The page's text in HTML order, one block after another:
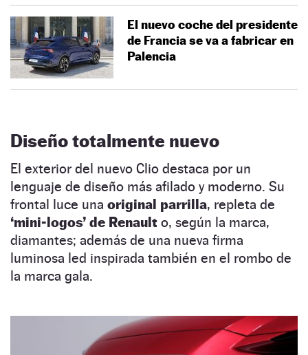
El nuevo coche del presidente
de Francia se va a fabricar en
Palencia
Diseño totalmente nuevo
El exterior del nuevo Clio destaca por un
lenguaje de diseño más afilado y moderno. Su
frontal luce una original parrilla, repleta de
‘mini-logos’ de Renault o, según la marca,
diamantes; además de una nueva firma
luminosa led inspirada también en el rombo de
la marca gala.